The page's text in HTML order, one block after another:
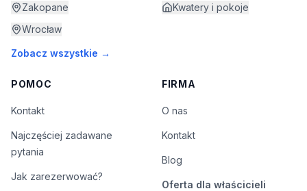
Zakopane
Wrocław
Zobacz wszystkie →
Kwatery i pokoje
POMOC
Kontakt
Najczęściej zadawane
pytania
Jak zarezerwować?
FIRMA
O nas
Kontakt
Blog
Oferta dla właścicieli